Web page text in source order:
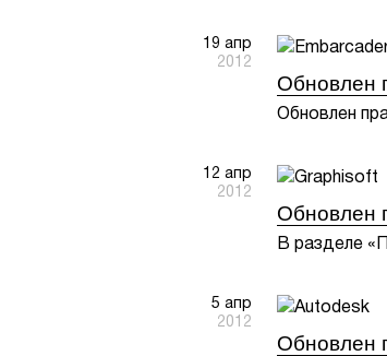
19 апр
2012
Обновлен
Обновлен
12 апр
2012
Обновлен
В разделе
5 апр
2012
Обновлен